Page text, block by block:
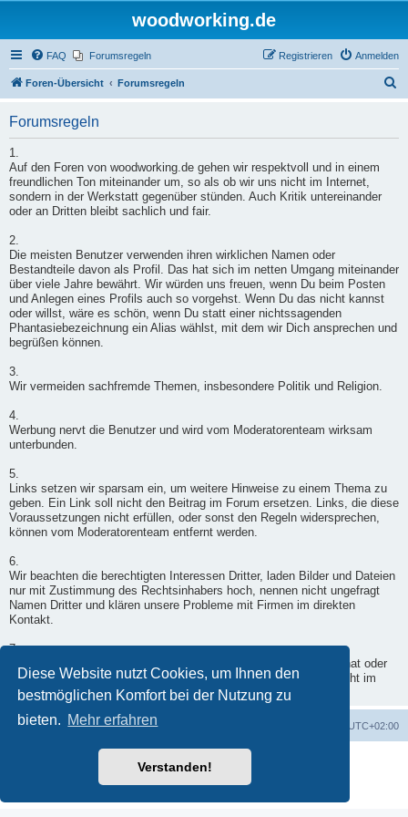
Diese Website nutzt Cookies, um Ihnen den
bestmöglichen Komfort bei der Nutzung zu
bieten. Mehr erfahren
Verstanden!
woodworking.de
FAQ Forumsregeln Anmelden
Registrieren
Foren-Übersicht Forumsregeln
Forumsregeln
1.
Auf den Foren von woodworking.de gehen wir respektvoll und in einem
freundlichen Ton miteinander um, so als ob wir uns nicht im Internet,
sondern in der Werkstatt gegenüber stünden. Auch Kritik untereinander
oder an Dritten bleibt sachlich und fair.
2.
Die meisten Benutzer verwenden ihren wirklichen Namen oder
Bestandteile davon als Profil. Das hat sich im netten Umgang miteinander
über viele Jahre bewährt. Wir würden uns freuen, wenn Du beim Posten
und Anlegen eines Profils auch so vorgehst. Wenn Du das nicht kannst
oder willst, wäre es schön, wenn Du statt einer nichtssagenden
Phantasiebezeichnung ein Alias wählst, mit dem wir Dich ansprechen und
begrüßen können.
3.
Wir vermeiden sachfremde Themen, insbesondere Politik und Religion.
4.
Werbung nervt die Benutzer und wird vom Moderatorenteam wirksam
unterbunden.
5.
Links setzen wir sparsam ein, um weitere Hinweise zu einem Thema zu
geben. Ein Link soll nicht den Beitrag im Forum ersetzen. Links, die diese
Voraussetzungen nicht erfüllen, oder sonst den Regeln widersprechen,
können vom Moderatorenteam entfernt werden.
6.
Wir beachten die berechtigten Interessen Dritter, laden Bilder und Dateien
nur mit Zustimmung des Rechtsinhabers hoch, nennen nicht ungefragt
Namen Dritter und klären unsere Probleme mit Firmen im direkten
Kontakt.
7.
Wenn ein Moderator doch einmal in Deinen Beitrag eingegriffen hat oder
er nicht freigegeben wurde, wende Dich per Kontaktformular - nicht im
Forum - an einen Moderator.
Foren-Übersicht UTC+02:00
Deutsche Übersetzung durch